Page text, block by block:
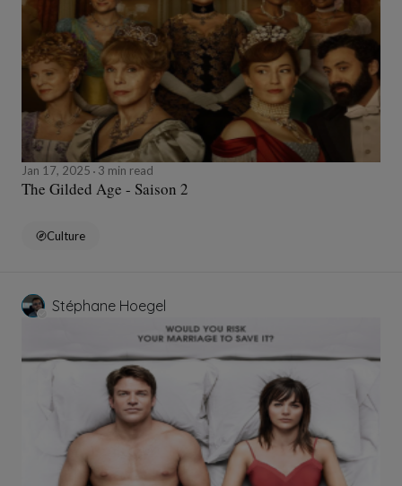
Jan 17, 2025 3 min read
The Gilded Age - Saison 2
Culture
Stéphane Hoegel